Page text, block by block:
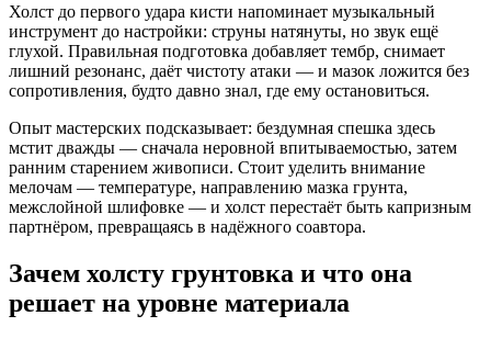
Холст до первого удара кисти напоминает музыкальный
инструмент до настройки: струны натянуты, но звук ещё
глухой. Правильная подготовка добавляет тембр, снимает
лишний резонанс, даёт чистоту атаки — и мазок ложится без
сопротивления, будто давно знал, где ему остановиться.
Опыт мастерских подсказывает: бездумная спешка здесь
мстит дважды — сначала неровной впитываемостью, затем
ранним старением живописи. Стоит уделить внимание
мелочам — температуре, направлению мазка грунта,
межслойной шлифовке — и холст перестаёт быть капризным
партнёром, превращаясь в надёжного соавтора.
Зачем холсту грунтовка и что она
решает на уровне материала